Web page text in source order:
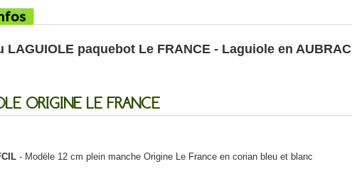
LAGUIOLE paquebot Le FRANCE - Laguiole en AUBRAC
ORIGINE LE FRANCE
- Modèle 12 cm plein manche Origine Le France en corian bleu et blanc